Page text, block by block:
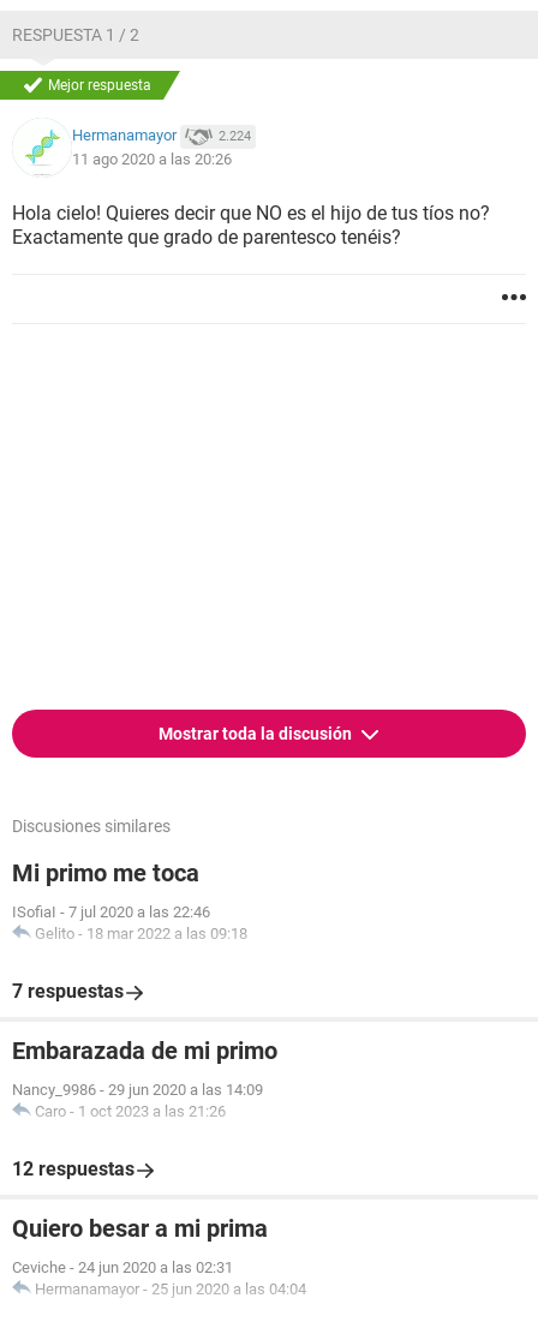
RESPUESTA 1 / 2
Mejor respuesta
Hermanamayor 2.224
11 ago 2020 a las 20:26
Hola cielo! Quieres decir que NO es el hijo de tus tíos no?
Exactamente que grado de parentesco tenéis?
Mostrar toda la discusión
Discusiones similares
Mi primo me toca
ISofiaI - 7 jul 2020 a las 22:46
Gelito - 18 mar 2022 a las 09:18
7 respuestas
Embarazada de mi primo
Nancy_9986 - 29 jun 2020 a las 14:09
Caro - 1 oct 2023 a las 21:26
12 respuestas
Quiero besar a mi prima
Ceviche - 24 jun 2020 a las 02:31
Hermanamayor - 25 jun 2020 a las 04:04